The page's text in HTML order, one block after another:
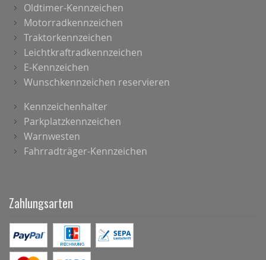
Oldtimer-Kennzeichen
Motorradkennzeichen
Traktorkennzeichen
Leichtkraftradkennzeichen
E-Kennzeichen
Wunschkennzeichen reservieren
Kennzeichenhalter
Parkplatzkennzeichen
Warnwesten
Fahrradträger-Kennzeichen
Zahlungsarten